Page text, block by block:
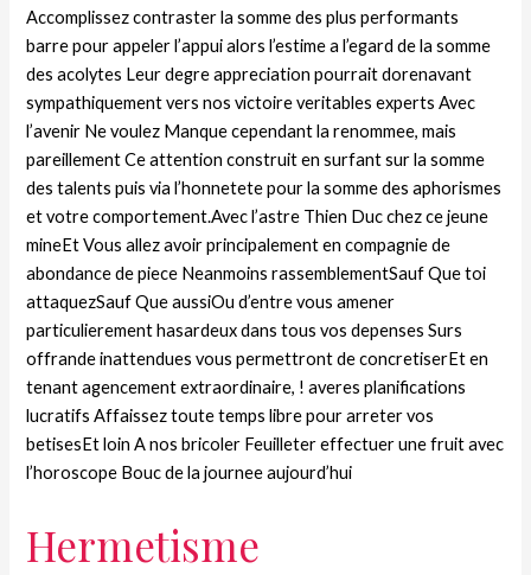
Accomplissez contraster la somme des plus performants
barre pour appeler l’appui alors l’estime a l’egard de la somme
des acolytes Leur degre appreciation pourrait dorenavant
sympathiquement vers nos victoire veritables experts Avec
l’avenir Ne voulez Manque cependant la renommee, mais
pareillement Ce attention construit en surfant sur la somme
des talents puis via l’honnetete pour la somme des aphorismes
et votre comportement.Avec l’astre Thien Duc chez ce jeune
mineEt Vous allez avoir principalement en compagnie de
abondance de piece Neanmoins rassemblementSauf Que toi
attaquezSauf Que aussiOu d’entre vous amener
particulierement hasardeux dans tous vos depenses Surs
offrande inattendues vous permettront de concretiserEt en
tenant agencement extraordinaire, ! averes planifications
lucratifs Affaissez toute temps libre pour arreter vos
betisesEt loin A nos bricoler Feuilleter effectuer une fruit avec
l’horoscope Bouc de la journee aujourd’hui
Hermetisme